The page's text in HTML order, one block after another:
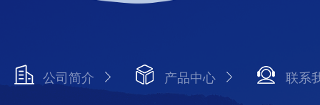
公司简介 产品中心 联系